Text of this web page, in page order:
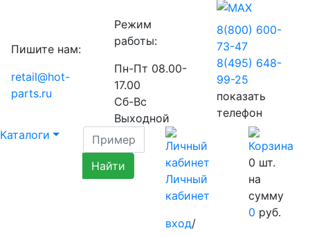
Пишите нам:
retail@hot-
parts.ru
Режим
работы:
Пн-Пт 08.00-
17.00
Сб-Вс
Выходной
8(800) 600-
73-47
8(495) 648-
99-25
показать
телефон
Каталоги
Личный
кабинет
вход/
0 шт.
на
сумму
0 руб.